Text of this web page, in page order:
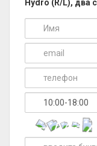
Hydro (R/L), два